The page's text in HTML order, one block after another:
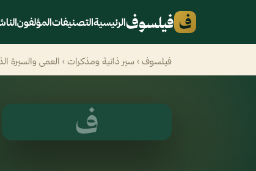
ف فيلسوفالرئيسيةالتصنيفاتالمؤلفون
فيلسوف › سير ذاتية ومذكرات › العمى والسيرة
ف